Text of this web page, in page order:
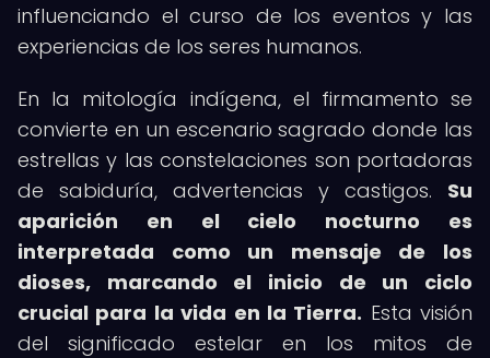
influenciando el curso de los eventos y las
experiencias de los seres humanos.
En la mitología indígena, el firmamento se
convierte en un escenario sagrado donde las
estrellas y las constelaciones son portadoras
de sabiduría, advertencias y castigos. Su
aparición en el cielo nocturno es
interpretada como un mensaje de los
dioses, marcando el inicio de un ciclo
crucial para la vida en la Tierra. Esta visión
del significado estelar en los mitos de